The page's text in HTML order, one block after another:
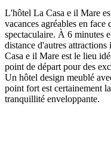
L'hôtel La Casa e il Mare
vacances agréables en face
spectaculaire. À 6 minutes
distance d'autres
Casa e il Mare est le lieu
point de départ pour des
Un hôtel design meublé
point fort est certainement
tranquillité enveloppante.